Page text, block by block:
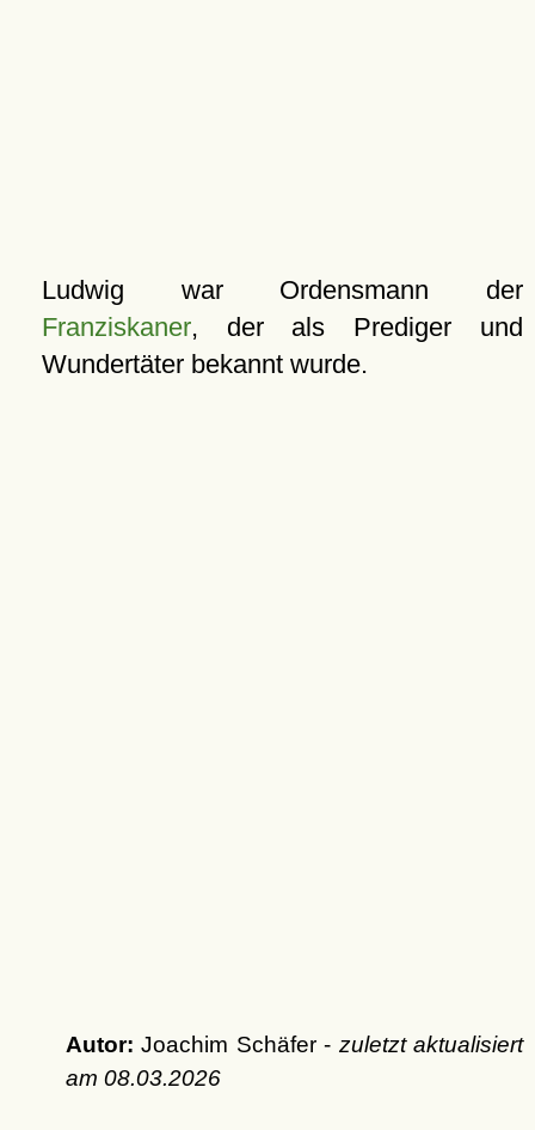
Ludwig war Ordensmann der
Franziskaner, der als Prediger und
Wundertäter bekannt wurde.
Autor: Joachim Schäfer - zuletzt aktualisiert
am 08.03.2026